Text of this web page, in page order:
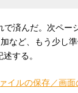
済んだ。次ペー
など、もう少し
する。
イルの保存／画